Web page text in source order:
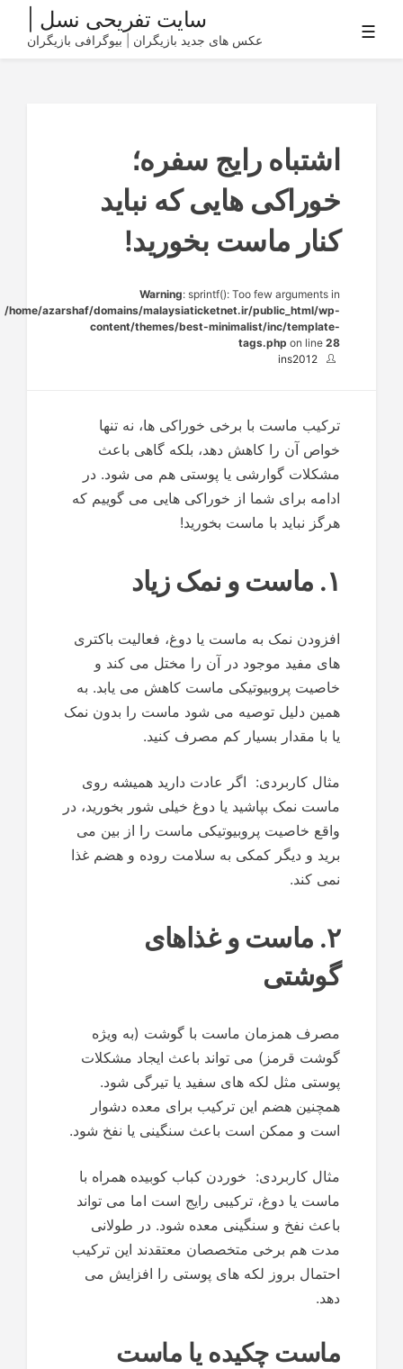
سایت تفریحی نسل |
عکس های جدید بازیگران | بیوگرافی بازیگران ☰
اشتباه رایج سفره؛
خوراکی هایی که نباید
کنار ماست بخورید!
Warning: sprintf(): Too few arguments in
/home/azarshaf/domains/malaysiaticketnet.ir/public_html/wp-
content/themes/best-minimalist/inc/template-
tags.php on line 28
ins2012
ترکیب ماست با برخی خوراکی ها، نه تنها
خواص آن را کاهش دهد، بلکه گاهی باعث
مشکلات گوارشی یا پوستی هم می شود. در
ادامه برای شما از خوراکی هایی می گوییم که
هرگز نباید با ماست بخورید!
۱. ماست و نمک زیاد
افزودن نمک به ماست یا دوغ، فعالیت باکتری
های مفید موجود در آن را مختل می کند و
خاصیت پروبیوتیکی ماست کاهش می یابد. به
همین دلیل توصیه می شود ماست را بدون نمک
یا با مقدار بسیار کم مصرف کنید.
مثال کاربردی: اگر عادت دارید همیشه روی
ماست نمک بپاشید یا دوغ خیلی شور بخورید، در
واقع خاصیت پروبیوتیکی ماست را از بین می
برید و دیگر کمکی به سلامت روده و هضم غذا
نمی کند.
۲. ماست و غذاهای
گوشتی
مصرف همزمان ماست با گوشت (به ویژه
گوشت قرمز) می تواند باعث ایجاد مشکلات
پوستی مثل لکه های سفید یا تیرگی شود.
همچنین هضم این ترکیب برای معده دشوار
است و ممکن است باعث سنگینی یا نفخ شود.
مثال کاربردی: خوردن کباب کوبیده همراه با
ماست یا دوغ، ترکیبی رایج است اما می تواند
باعث نفخ و سنگینی معده شود. در طولانی
مدت هم برخی متخصصان معتقدند این ترکیب
احتمال بروز لکه های پوستی را افزایش می
دهد.
ماست چکیده یا ماست